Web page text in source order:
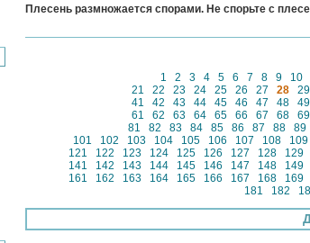
Плесень размножается спорами. Не спорьте с
1 2 3 4 5 6 7 8 9 10
21
22 23 24 25 26 27 28 29
41
42 43 44 45 46 47 48 49
61
62 63 64 65 66 67 68 69
81
82 83 84 85 86 87 88 89
101
102 103 104 105 106 107 108 109
121
122 123 124 125 126 127 128 129
141
142 143 144 145 146 147 148 149
161
162 163 164 165 166 167 168 169
181
182